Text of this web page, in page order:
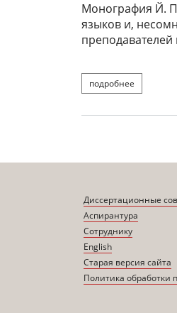
Монография Й.
языков и,
преподавателей
подробнее
Диссертационные
Аспирантура
Сотруднику
English
Старая версия сайта
Политика обработки